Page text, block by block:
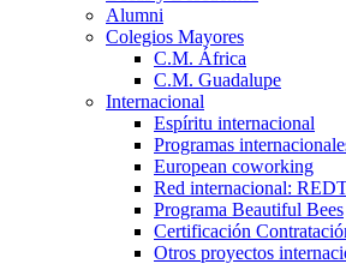
Alumni
Colegios Mayores
C.M. África
C.M. Guadalupe
Internacional
Espíritu internacional
Programas
European coworking
Red internacional:
Programa Beautiful Bees
Certificación
Otros proyectos